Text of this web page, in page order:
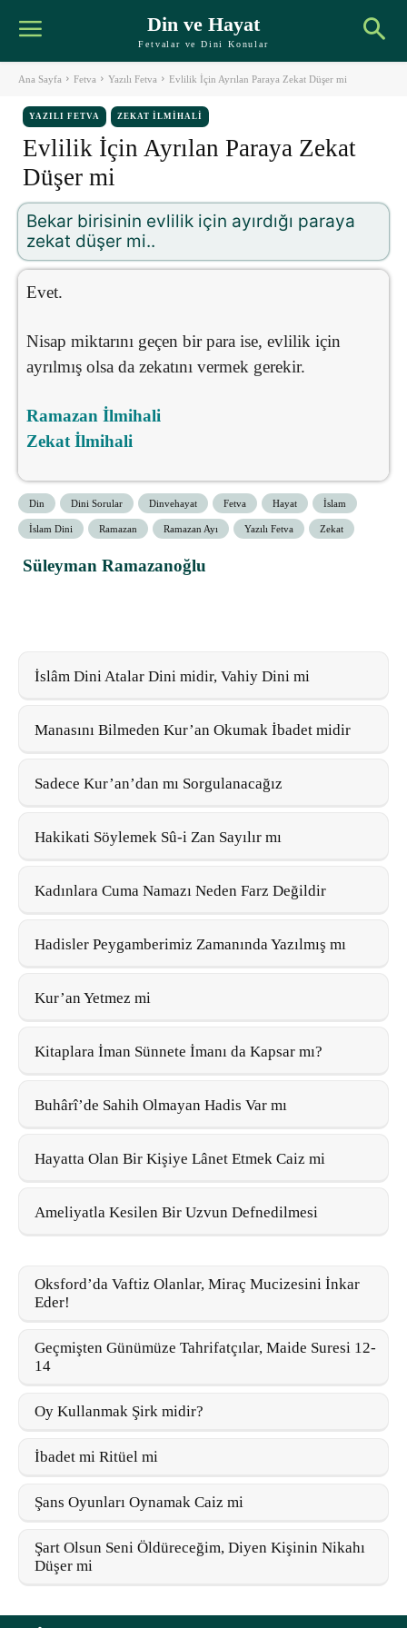
Din ve Hayat
Fetvalar ve Dini Konular
Ana Sayfa Fetva Yazılı Fetva Evlilik İçin Ayrılan Paraya Zekat Düşer mi
YAZILI FETVA ZEKAT İLMIHALI
Evlilik İçin Ayrılan Paraya Zekat
Düşer mi
Bekar birisinin evlilik için ayırdığı paraya
zekat düşer mi..
Evet.
Nisap miktarını geçen bir para ise, evlilik için
ayrılmış olsa da zekatını vermek gerekir.
Ramazan İlmihali
Zekat İlmihali
Din Dini Sorular Dinvehayat Fetva Hayat İslam
İslam Dini Ramazan Ramazan Ayı Yazılı Fetva Zekat
Süleyman Ramazanoğlu
İslâm Dini Atalar Dini midir, Vahiy Dini mi
Manasını Bilmeden Kur’an Okumak İbadet midir
Sadece Kur’an’dan mı Sorgulanacağız
Hakikati Söylemek Sû-i Zan Sayılır mı
Kadınlara Cuma Namazı Neden Farz Değildir
Hadisler Peygamberimiz Zamanında Yazılmış mı
Kur’an Yetmez mi
Kitaplara İman Sünnete İmanı da Kapsar mı?
Buhârî’de Sahih Olmayan Hadis Var mı
Hayatta Olan Bir Kişiye Lânet Etmek Caiz mi
Ameliyatla Kesilen Bir Uzvun Defnedilmesi
Oksford’da Vaftiz Olanlar, Miraç Mucizesini İnkar
Eder!
Geçmişten Günümüze Tahrifatçılar, Maide Suresi 12-
14
Oy Kullanmak Şirk midir?
İbadet mi Ritüel mi
Şans Oyunları Oynamak Caiz mi
Şart Olsun Seni Öldüreceğim, Diyen Kişinin Nikahı
Düşer mi